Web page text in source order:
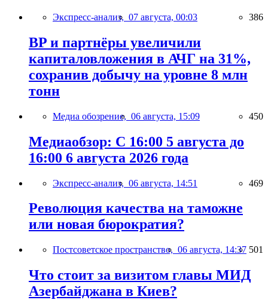
Экспресс-анализ, 07 августа, 00:03 386
BP и партнёры увеличили
капиталовложения в АЧГ на 31%,
сохранив добычу на уровне 8 млн
тонн
Медиа обозрение, 06 августа, 15:09 450
Медиаобзор: С 16:00 5 августа до
16:00 6 августа 2026 года
Экспресс-анализ, 06 августа, 14:51 469
Революция качества на таможне
или новая бюрократия?
Постсоветское пространство, 06 августа, 14:37 501
Что стоит за визитом главы МИД
Азербайджана в Киев?